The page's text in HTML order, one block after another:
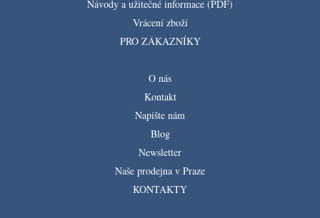
Návody a užitečné informace (PDF)
Vrácení zboží
PRO ZÁKAZNÍKY
O nás
Kontakt
Napište nám
Blog
Newsletter
Naše prodejna v Praze
KONTAKTY